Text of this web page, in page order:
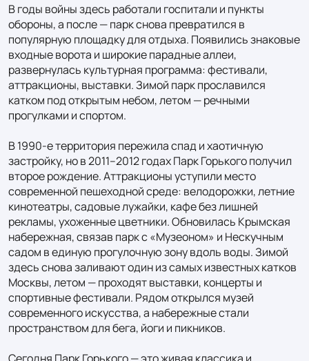
В годы войны здесь работали госпитали и пункты
обороны, а после — парк снова превратился в
популярную площадку для отдыха. Появились знаковые
входные ворота и широкие парадные аллеи,
развернулась культурная программа: фестивали,
аттракционы, выставки. Зимой парк прославился
катком под открытым небом, летом — речными
прогулками и спортом.
В 1990‑е территория пережила спад и хаотичную
застройку, но в 2011–2012 годах Парк Горького получил
второе рождение. Аттракционы уступили место
современной пешеходной среде: велодорожки, летние
кинотеатры, садовые лужайки, кафе без лишней
рекламы, ухоженные цветники. Обновилась Крымская
набережная, связав парк с «Музеоном» и Нескучным
садом в единую прогулочную зону вдоль воды. Зимой
здесь снова заливают один из самых известных катков
Москвы, летом — проходят выставки, концерты и
спортивные фестивали. Рядом открылся музей
современного искусства, а набережные стали
пространством для бега, йоги и пикников.
Сегодня Парк Горького — это живая классика и